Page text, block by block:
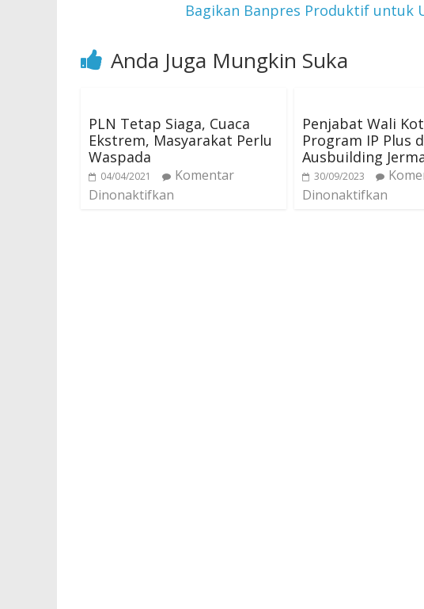
Bagikan Banpres Produktif untuk
Anda Juga Mungkin Suka
PLN Tetap Siaga, Cuaca
Ekstrem, Masyarakat Perlu
Waspada
04/04/2021
Komentar
Dinonaktifkan
Penjabat Wali
Program IP Plus
Ausbuilding
30/09/2023
Dinonaktifkan